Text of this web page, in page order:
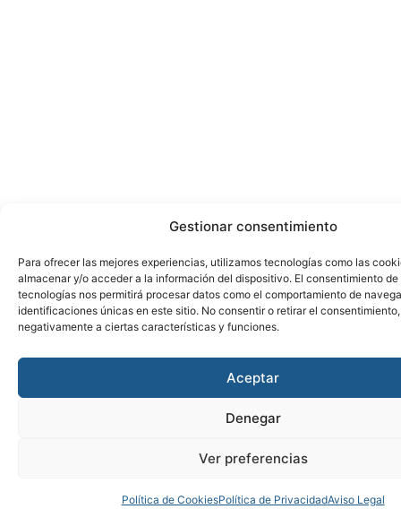
Gestionar consentimiento
Para ofrecer las mejores experiencias, utilizamos tecnologías como las
almacenar y/o acceder a la información del dispositivo. El consentimiento de
tecnologías nos permitirá procesar datos como el comportamiento de
identificaciones únicas en este sitio. No consentir o retirar el
negativamente a ciertas características y funciones.
Aceptar
Denegar
Ver preferencias
Política de CookiesPolítica de PrivacidadAviso Legal